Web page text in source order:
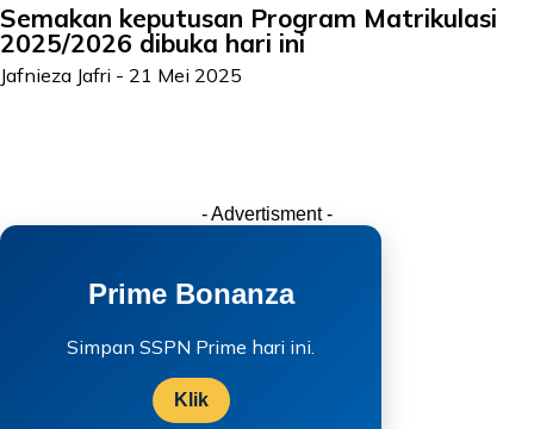
Semakan keputusan Program Matrikulasi
2025/2026 dibuka hari ini
Jafnieza Jafri - 21 Mei 2025
- Advertisment -
Prime Bonanza
Simpan SSPN Prime hari ini.
Klik